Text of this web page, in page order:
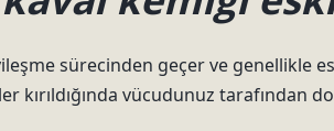
sürecinden geçer ve genellikle
kırıldığında vücudunuz tarafından